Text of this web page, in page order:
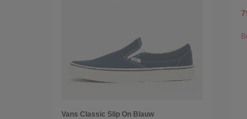
Vans Classic Slip On Blauw